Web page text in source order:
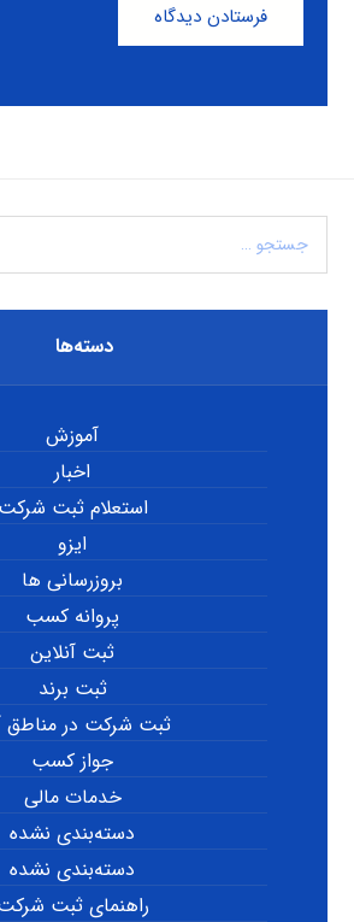
فرستادن دیدگاه
دسته‌ها
آموزش
اخبار
استعلام ثبت شرکت
ایزو
بروزرسانی ها
پروانه کسب
ثبت آنلاین
ثبت برند
ثبت شرکت در مناطق
جواز کسب
خدمات مالی
دسته‌بندی نشده
دسته‌بندی نشده
راهنمای ثبت